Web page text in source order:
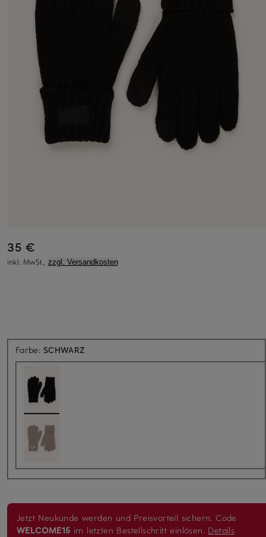
35 €
inkl. MwSt., zzgl. Versandkosten
Farbe: SCHWARZ
Jetzt Neukunde werden und Preisvorteil sichern. Code
WELCOME15 im letzten Bestellschritt einlösen. Details